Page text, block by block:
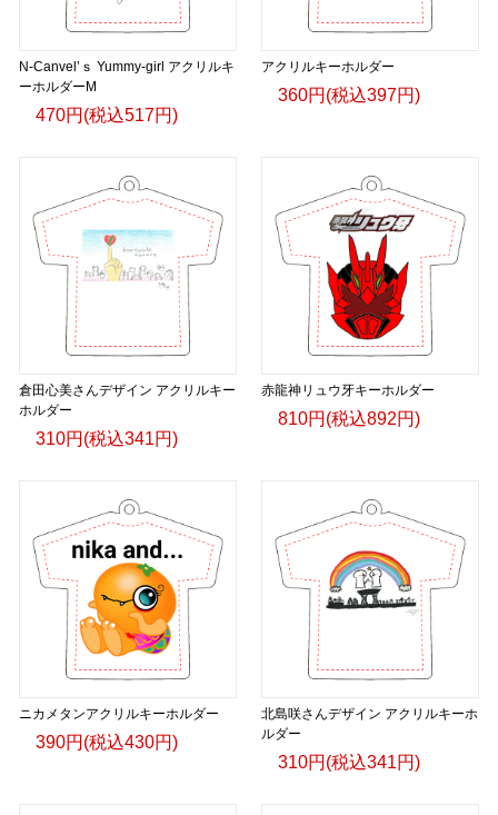
N-Canvel’ｓ Yummy-girl アクリルキ
ーホルダーM
470円(税込517円)
アクリルキーホルダー
360円(税込397円)
倉田心美さんデザイン アクリルキー
ホルダー
310円(税込341円)
赤龍神リュウ牙キーホルダー
810円(税込892円)
ニカメタンアクリルキーホルダー
390円(税込430円)
北島咲さんデザイン アクリルキーホ
ルダー
310円(税込341円)